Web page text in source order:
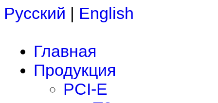
Русский | English
Главная
Продукция
PCI-E